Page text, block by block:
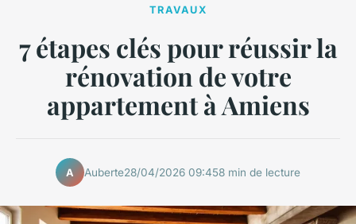
TRAVAUX
7 étapes clés pour réussir la
rénovation de votre
appartement à Amiens
A Auberte28/04/2026 09:458 min de lecture